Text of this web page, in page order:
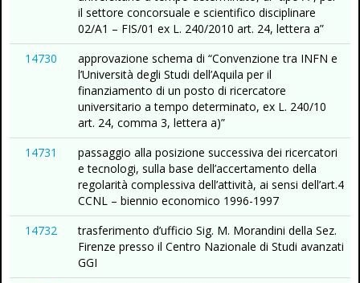
il settore concorsuale e scientifico disciplinare
02/A1 – FIS/01 ex L. 240/2010 art. 24, lettera a”
14730
approvazione schema di “Convenzione tra INFN e
l’Università degli Studi dell’Aquila per il
finanziamento di un posto di ricercatore
universitario a tempo determinato, ex L. 240/10
art. 24, comma 3, lettera a)”
14731
passaggio alla posizione successiva dei ricercatori
e tecnologi, sulla base dell’accertamento della
regolarità complessiva dell’attività, ai sensi dell’art.4
CCNL – biennio economico 1996-1997
14732
trasferimento d’ufficio Sig. M. Morandini della Sez.
Firenze presso il Centro Nazionale di Studi avanzati
GGI